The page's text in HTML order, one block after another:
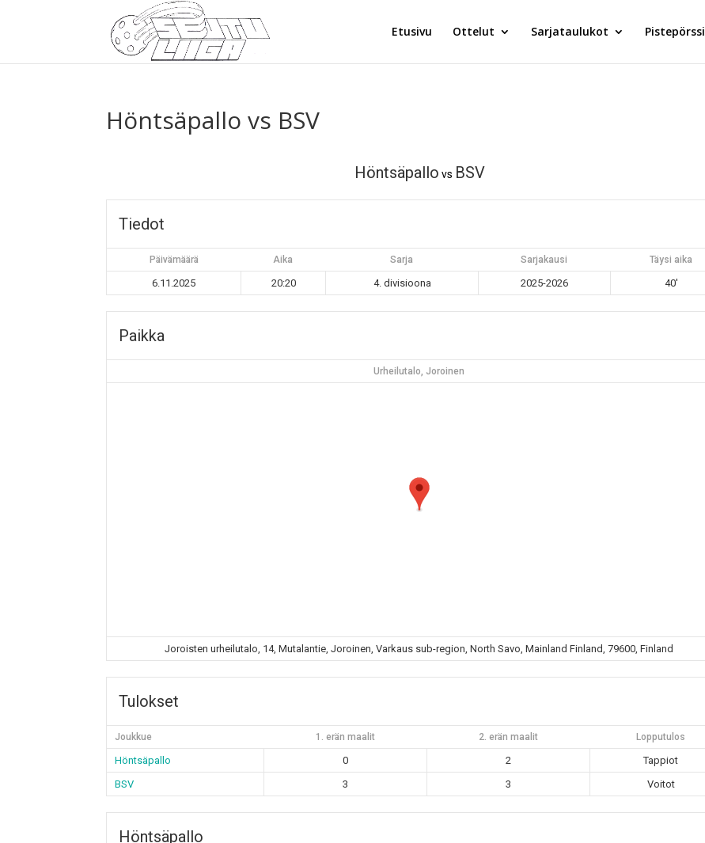
Etusivu Ottelut Sarjataulukot Pistepörssi
Höntsäpallo vs BSV
Höntsäpallo vs BSV
Tiedot
Päivämäärä Aika Sarja Sarjakausi Täysi aika
6.11.2025 20:20 4. divisioona 2025-2026 40'
Paikka
Urheilutalo, Joroinen
Joroisten urheilutalo, 14, Mutalantie, Joroinen, Varkaus sub-region, North Savo, Mainland Finland, 79600, Finland
Tulokset
Joukkue 1. erän maalit 2. erän maalit Lopputulos
Höntsäpallo 0 2
Tappiot
BSV
3 3 Voitot
Höntsäpallo